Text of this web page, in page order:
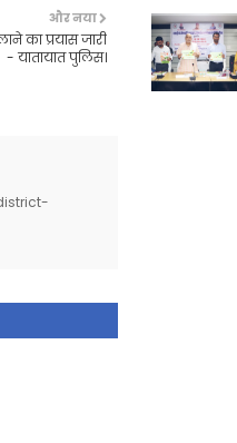
और नया
का प्रयास जारी
- यातायात पुलिस।